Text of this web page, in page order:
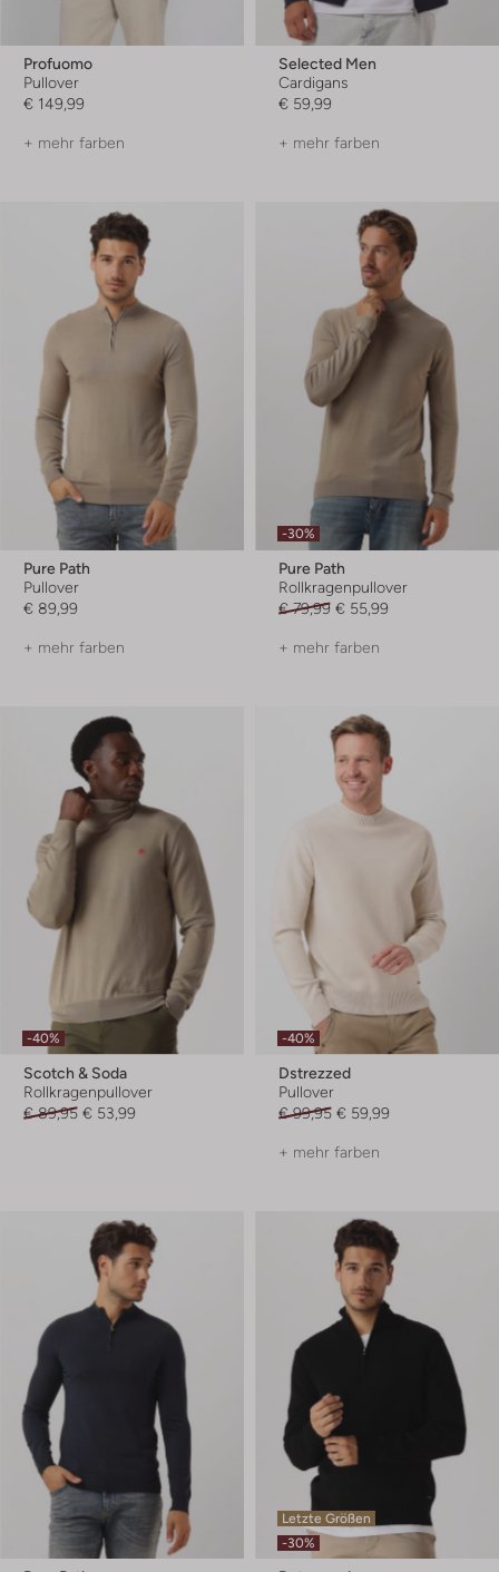
Profuomo
Pullover
€ 149,99
+ mehr farben
Selected Men
Cardigans
€ 59,99
+ mehr farben
Pure Path
Pullover
€ 89,99
+ mehr farben
-30%
Pure Path
Rollkragenpullover
€ 79,99 € 55,99
+ mehr farben
-40%
Scotch & Soda
Rollkragenpullover
€ 89,95 € 53,99
-40%
Dstrezzed
Pullover
€ 99,95 € 59,99
+ mehr farben
Letzte Größen
-30%